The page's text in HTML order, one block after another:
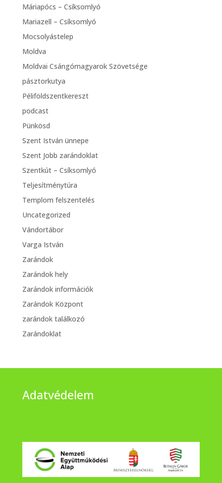
Máriapócs – Csíksomlyó
Mariazell – Csíksomlyó
Mocsolyástelep
Moldva
Moldvai Csángómagyarok Szövetsége
pásztorkutya
Péliföldszentkereszt
podcast
Pünkösd
Szent István ünnepe
Szent Jobb zarándoklat
Szentkút – Csíksomlyó
Teljesítménytúra
Templom felszentelés
Uncategorized
Vándortábor
Varga István
Zarándok
Zarándok hely
Zarándok információk
Zarándok Központ
zarándok találkozó
Zarándoklat
Adatvédelem